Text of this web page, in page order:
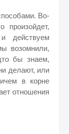
Во-
действуем
возомнили,
бы знаем,
делают, или
в корне
отношения